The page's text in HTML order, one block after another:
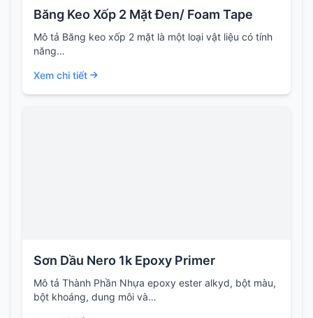
Băng Keo Xốp 2 Mặt Đen/ Foam Tape
Mô tả Băng keo xốp 2 mặt là một loại vật liệu có tính
năng…
Xem chi tiết
Sơn Dầu Nero 1k Epoxy Primer
Mô tả Thành Phần Nhựa epoxy ester alkyd, bột màu,
bột khoáng, dung môi và…